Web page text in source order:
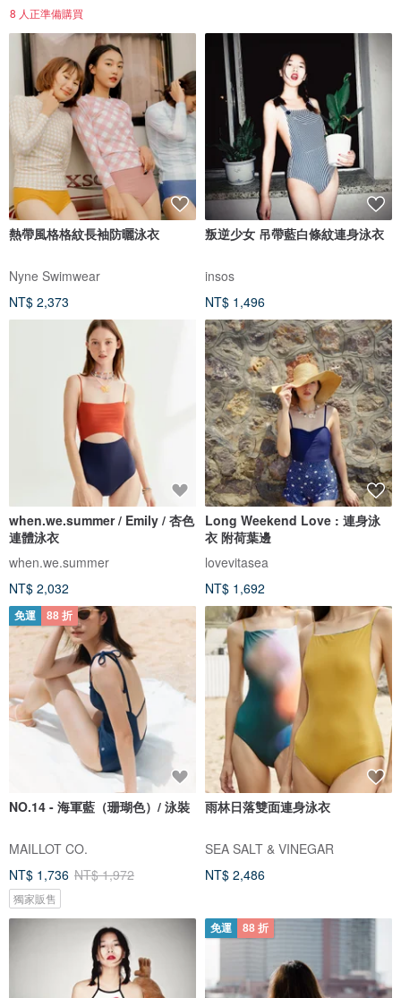
8 人正準備購買
熱帶風格格紋長袖防曬泳衣
Nyne Swimwear
NT$ 2,373
叛逆少女 吊帶藍白條紋連身泳衣
insos
NT$ 1,496
when.we.summer / Emily / 杏色
連體泳衣
when.we.summer
NT$ 2,032
Long Weekend Love : 連身泳
衣 附荷葉邊
lovevitasea
NT$ 1,692
免運 88 折
NO.14 - 海軍藍（珊瑚色）/ 泳裝
MAILLOT CO.
NT$ 1,736 NT$ 1,972
獨家販售
雨林日落雙面連身泳衣
SEA SALT & VINEGAR
NT$ 2,486
免運 88 折